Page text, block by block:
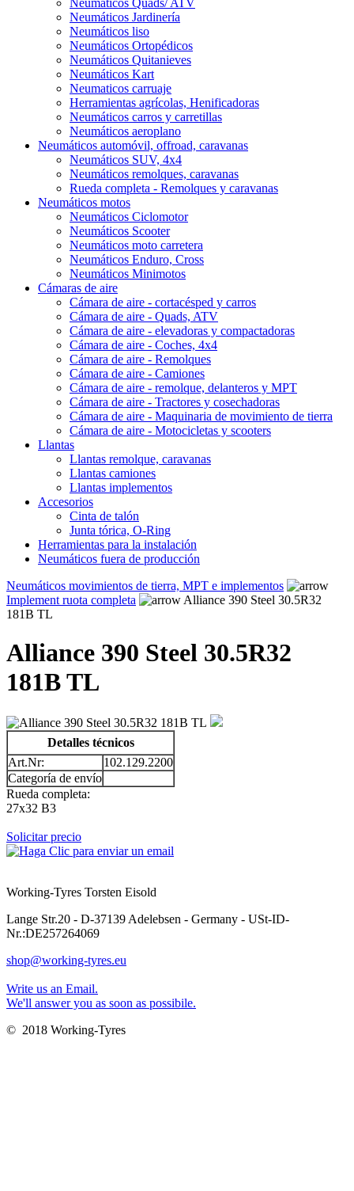
Neumáticos Quads/ ATV
Neumáticos Jardinería
Neumáticos liso
Neumáticos Ortopédicos
Neumáticos Quitanieves
Neumáticos Kart
Neumaticos carruaje
Herramientas agrícolas, Henificadoras
Neumáticos carros y carretillas
Neumáticos aeroplano
Neumáticos automóvil, offroad, caravanas
Neumáticos SUV, 4x4
Neumáticos remolques, caravanas
Rueda completa - Remolques y caravanas
Neumáticos motos
Neumáticos Ciclomotor
Neumáticos Scooter
Neumáticos moto carretera
Neumáticos Enduro, Cross
Neumáticos Minimotos
Cámaras de aire
Cámara de aire - cortacésped y carros
Cámara de aire - Quads, ATV
Cámara de aire - elevadoras y compactadoras
Cámara de aire - Coches, 4x4
Cámara de aire - Remolques
Cámara de aire - Camiones
Cámara de aire - remolque, delanteros y MPT
Cámara de aire - Tractores y cosechadoras
Cámara de aire - Maquinaria de movimiento de tierra
Cámara de aire - Motocicletas y scooters
Llantas
Llantas remolque, caravanas
Llantas camiones
Llantas implementos
Accesorios
Cinta de talón
Junta tórica, O-Ring
Herramientas para la instalación
Neumáticos fuera de producción
Neumáticos movimientos de tierra, MPT e implementos
Implement ruota completa
Alliance 390 Steel 30.5R32
181B TL
Alliance 390 Steel 30.5R32
181B TL
Detalles técnicos
Art.Nr:
102.129.2200
Categoría de envío
Rueda completa:
27x32 B3
Solicitar precio
Working-Tyres Torsten Eisold
Lange Str.20 - D-37139 Adelebsen - Germany - USt-ID-
Nr.:DE257264069
shop@working-tyres.eu
Write us an Email.
We'll answer you as soon as possibile.
© 2018 Working-Tyres